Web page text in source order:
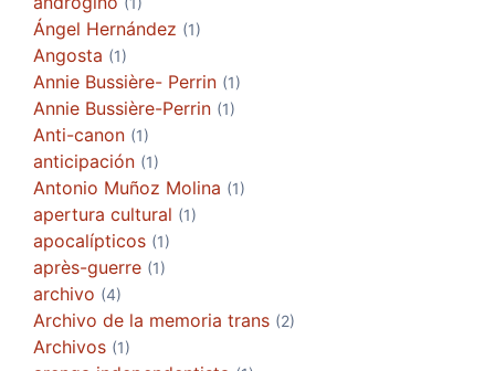
Ángel Hernández (1)
Angosta (1)
Annie Bussière- Perrin (1)
Annie Bussière-Perrin (1)
Anti-canon (1)
anticipación (1)
Antonio Muñoz Molina (1)
apertura cultural (1)
apocalípticos (1)
après-guerre (1)
archivo (4)
Archivo de la memoria trans (2)
Archivos (1)